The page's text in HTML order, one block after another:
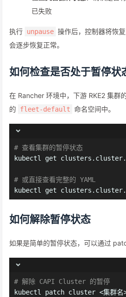
已失败
执行 unpause 操作后，控制器将恢
会逐步恢复正常。
如何检查是否处于暂停状
在 Rancher 环境中，下游 RKE2 集群
的
fleet-default 命名空间中。
# 查看集群的暂停状态
kubectl get
# 或直接查看完整的 YAML
kubectl get
如何解除暂停状态
如果是简单的暂停状态，可以通过
# 解除 CAPI Cluster 的暂停
kubectl patch cluster <集群名